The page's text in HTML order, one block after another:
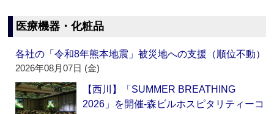
医療機器・化粧品
各社の「令和8年熊本地震」被災地への支援（順位不動）
2026年08月07日 (金)
【西川】「SUMMER BREATHING
2026」を開催‐森ビルホスピタリティーコ